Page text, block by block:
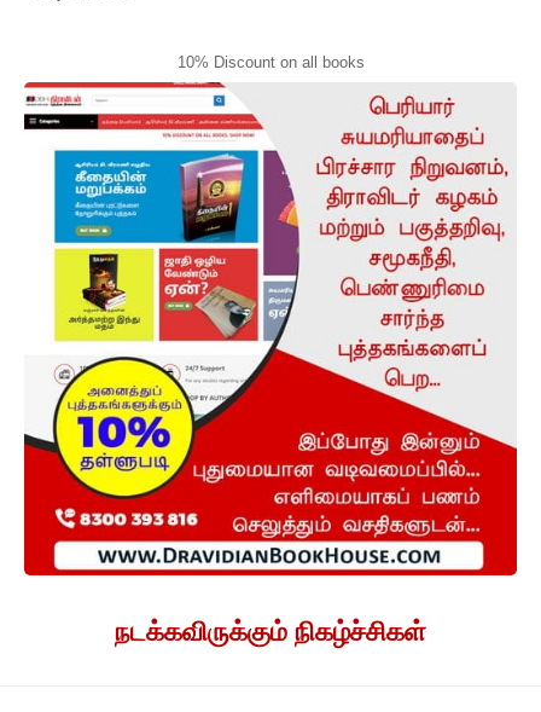
10% Discount on all books
நடக்கவிருக்கும் நிகழ்ச்சிகள்